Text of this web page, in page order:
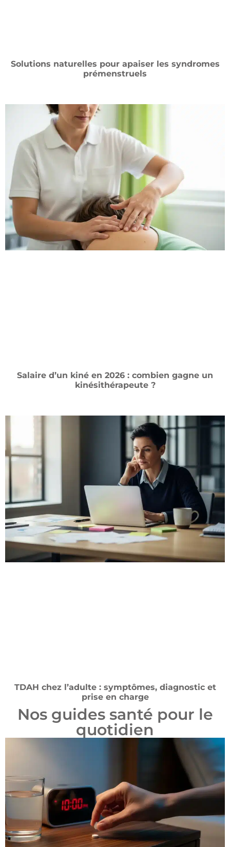
Solutions naturelles pour apaiser les syndromes
prémenstruels
Salaire d’un kiné en 2026 : combien gagne un
kinésithérapeute ?
TDAH chez l’adulte : symptômes, diagnostic et
prise en charge
Nos guides santé pour le
quotidien